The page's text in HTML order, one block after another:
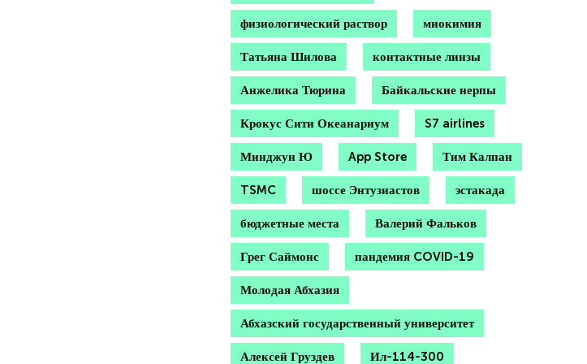
физиологический раствор миокимия
Татьяна Шилова контактные линзы
Анжелика Тюрина Байкальские нерпы
Крокус Сити Океанариум S7 airlines
Минджун Ю App Store Тим Калпан
TSMC шоссе Энтузиастов эстакада
бюджетные места Валерий Фальков
Грег Саймонс пандемия COVID-19
Молодая Абхазия
Абхазский государственный университет
Алексей Груздев Ил-114-300